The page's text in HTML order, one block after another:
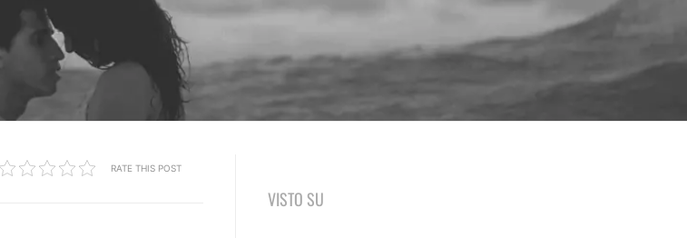
RATE THIS POST
VISTO SU